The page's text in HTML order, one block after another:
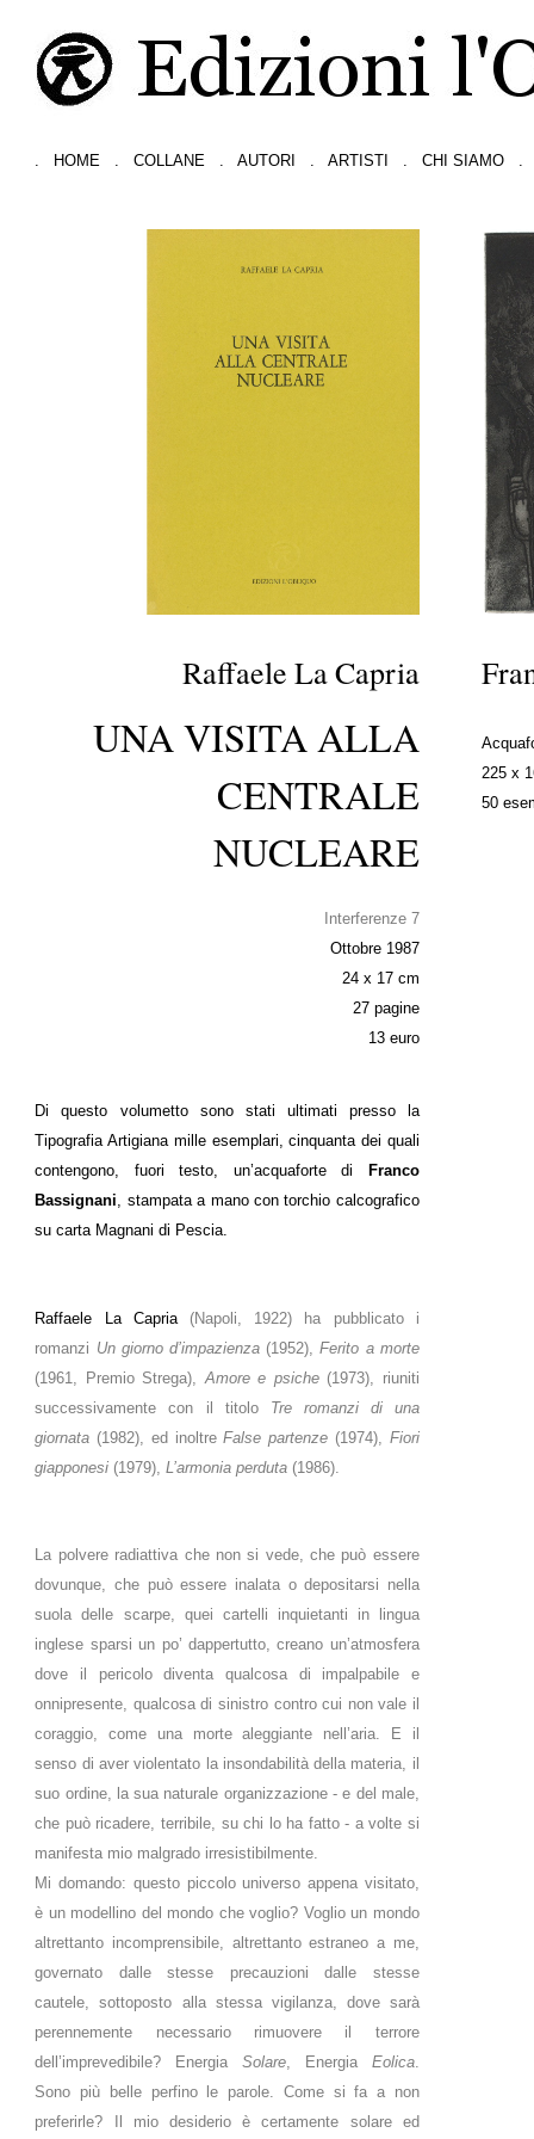
HOME COLLANE AUTORI ARTISTI CHI SIAMO
Raffaele La Capria
UNA VISITA ALLA
CENTRALE
NUCLEARE
Interferenze 7
Ottobre 1987
24 x 17 cm
27 pagine
13 euro
Di questo volumetto sono stati ultimati presso la
Tipografia Artigiana mille esemplari, cinquanta dei quali
contengono, fuori testo, un’acquaforte di
Franco
Bassignani , stampata a mano con torchio calcografico
su carta Magnani di Pescia.
Raffaele La Capria(Napoli, 1922) ha pubblicato i
romanzi Un giorno d’impazienza (1952),Ferito a morte
(1961, Premio Strega), Amore e psiche(1973), riuniti
successivamente con il titolo Tre romanzi di una
giornata (1982), ed inoltreFalse partenze (1974), Fiori
giapponesi (1979),L’armonia perduta (1986).
La polvere radiattiva che non si vede, che può essere
dovunque, che può essere inalata o depositarsi nella
suola delle scarpe, quei cartelli inquietanti in lingua
inglese sparsi un po’ dappertutto, creano un’atmosfera
dove il pericolo diventa qualcosa di impalpabile e
onnipresente, qualcosa di sinistro contro cui non vale il
coraggio, come una morte aleggiante nell’aria. E il
senso di aver violentato la insondabilità della materia, il
suo ordine, la sua naturale organizzazione - e del male,
che può ricadere, terribile, su chi lo ha fatto - a volte si
manifesta mio malgrado irresistibilmente.
Mi domando: questo piccolo universo appena visitato,
è un modellino del mondo che voglio? Voglio un mondo
altrettanto incomprensibile, altrettanto estraneo a me,
governato dalle stesse precauzioni dalle stesse
cautele, sottoposto alla stessa vigilanza, dove sarà
perennemente necessario rimuovere il terrore
dell’imprevedibile? EnergiaSolare, Energia Eolica.
Sono più belle perfino le parole. Come si fa a non
preferirle? Il mio desiderio è certamente solare ed
225 x
50